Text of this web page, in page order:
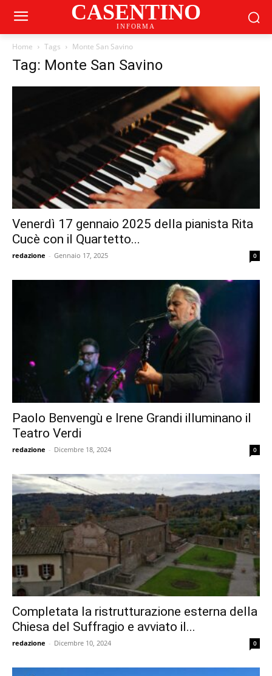
CASENTINO
INFORMA
Home Tags Monte San Savino
Tag: Monte San Savino
Venerdì 17 gennaio 2025 della pianista Rita
Cucè con il Quartetto...
redazione - Gennaio 17, 2025 0
Paolo Benvengù e Irene Grandi illuminano il
Teatro Verdi
redazione - Dicembre 18, 2024 0
Completata la ristrutturazione esterna della
Chiesa del Suffragio e avviato il...
redazione - Dicembre 10, 2024 0